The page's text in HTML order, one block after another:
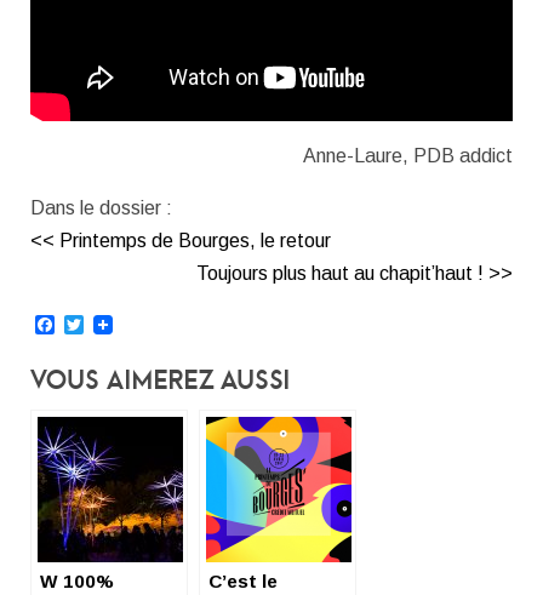
Anne-Laure, PDB addict
Dans le dossier :
<< Printemps de Bourges, le retour
Toujours plus haut au chapit’haut ! >>
Facebook
Twitter
Vous Aimerez Aussi
W 100%
C’est le